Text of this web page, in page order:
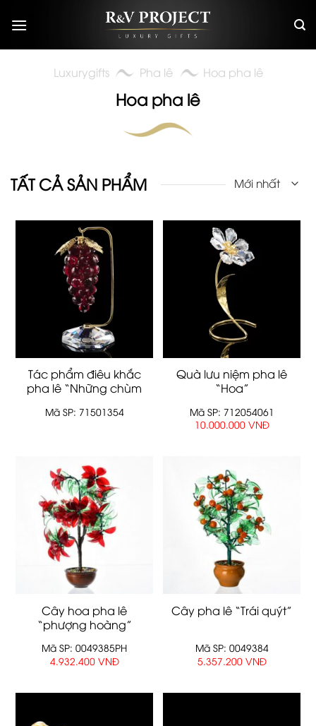
Luxurygifts
Pha lê Hoa pha lê
Hoa pha lê
TẤT CẢ SẢN PHẨM
Tác phẩm điêu khắc
pha lê “Những chùm
Mã SP: 71501354
Quà lưu niệm pha lê
“Hoa”
Mã SP: 712054061
10.000.000 VNĐ
Cây hoa pha lê
“phượng hoàng”
Mã SP: 0049385PH
4.932.400 VNĐ
Cây pha lê “Trái quýt”
Mã SP: 0049384
5.357.200 VNĐ